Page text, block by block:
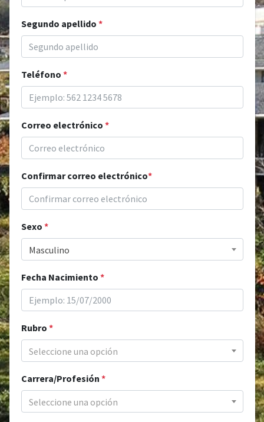
Segundo apellido *
Teléfono *
Correo electrónico *
Confirmar correo electrónico*
Sexo *
Masculino
Fecha Nacimiento *
Rubro *
Seleccione una opción
Carrera/Profesión *
Seleccione una opción